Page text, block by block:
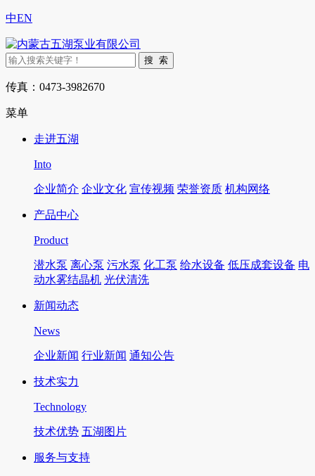
中EN
传真：0473-3982670
菜单
走进五湖
Into
企业简介 企业文化 宣传视频 荣誉资质 机构网络
产品中心
Product
潜水泵 离心泵 污水泵 化工泵 给水设备 低压成套设备 电
动水雾结晶机 光伏清洗
新闻动态
News
企业新闻 行业新闻 通知公告
技术实力
Technology
技术优势 五湖图片
服务与支持